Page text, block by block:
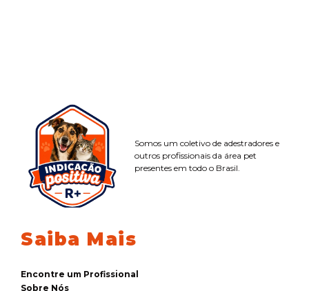
Somos um coletivo de adestradores e
outros profissionais da área pet
presentes em todo o Brasil.
Saiba Mais
Encontre um Profissional
Sobre Nós